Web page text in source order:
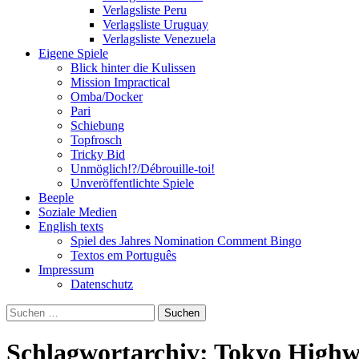
Verlagsliste Peru
Verlagsliste Uruguay
Verlagsliste Venezuela
Eigene Spiele
Blick hinter die Kulissen
Mission Impractical
Omba/Docker
Pari
Schiebung
Topfrosch
Tricky Bid
Unmöglich!?/Débrouille-toi!
Unveröffentlichte Spiele
Beeple
Soziale Medien
English texts
Spiel des Jahres Nomination Comment Bingo
Textos em Português
Impressum
Datenschutz
Suchen
nach:
Schlagwortarchiv: Tokyo